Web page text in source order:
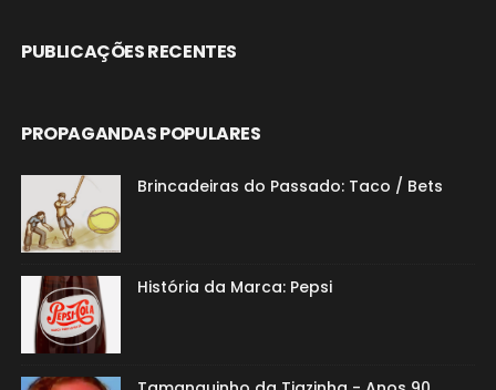
PUBLICAÇÕES RECENTES
PROPAGANDAS POPULARES
Brincadeiras do Passado: Taco / Bets
História da Marca: Pepsi